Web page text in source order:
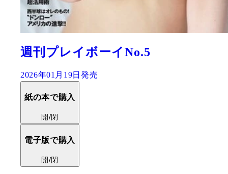
『週刊プレイボーイ
期グラビア傑作選』
2025年12月22日発売
紙の本で購入
開/閉
電子版で購入